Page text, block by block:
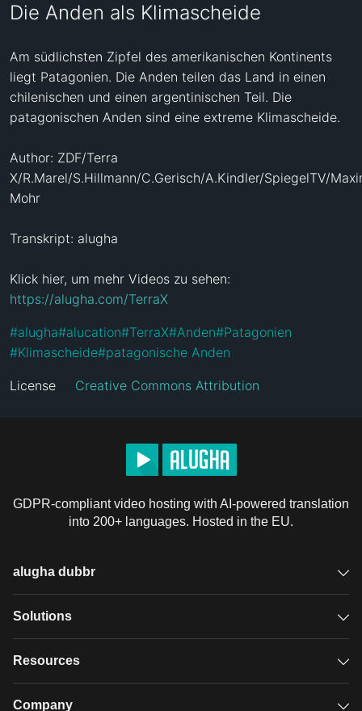
Die Anden als Klimascheide
Am südlichsten Zipfel des amerikanischen Kontinents
liegt Patagonien. Die Anden teilen das Land in einen
chilenischen und einen argentinischen Teil. Die
patagonischen Anden sind eine extreme Klimascheide.
Author: ZDF/Terra
X/R.Marel/S.Hillmann/C.Gerisch/A.Kindler/SpiegelTV/
Mohr
Transkript: alugha
https://alugha.com/TerraX
#alugha#alucation#TerraX#Anden#Patagonien
#Klimascheide#patagonische Anden
License Creative Commons Attribution
GDPR-compliant video hosting with AI-powered translation
into 200+ languages. Hosted in the EU.
alugha dubbr
Overview
Solutions
GDPR video hosting
Resources
Case studies
Company